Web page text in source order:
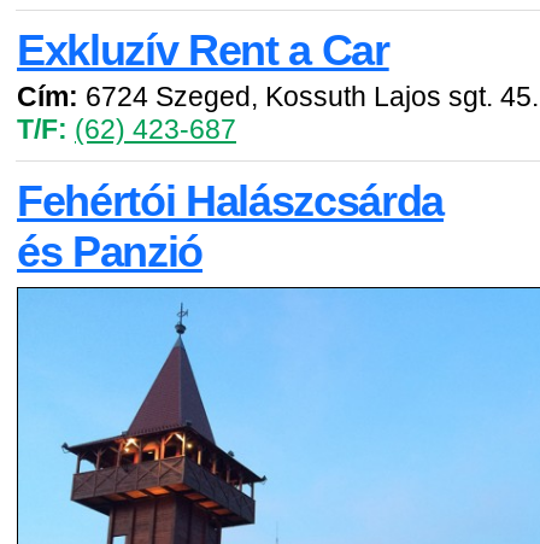
Exkluzív Rent a Car
Cím: 6724 Szeged, Kossuth Lajos sgt. 45.
T/F: (62) 423-687
Fehértói Halászcsárda
és Panzió